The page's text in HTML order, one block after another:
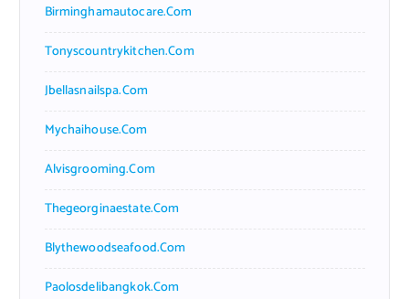
Birminghamautocare.com
Tonyscountrykitchen.com
Jbellasnailspa.com
Mychaihouse.com
Alvisgrooming.com
Thegeorginaestate.com
Blythewoodseafood.com
Paolosdelibangkok.com